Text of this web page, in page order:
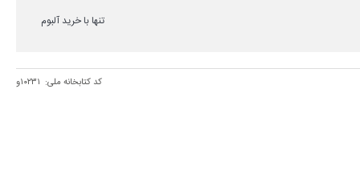
تنها با خرید آلبوم
کد کتابخانه ملی: ۱۰۲۳۱و